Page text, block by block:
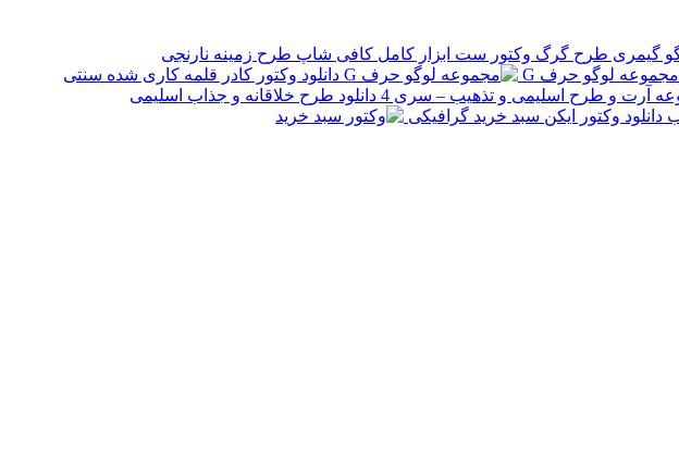
وکتور ست ابزار کامل کافی شاپ طرح زمینه نارنجی
مجموعه لوگو حرف G
دانلود وکتور کادر قلمه کاری شده سنتی
دانلود طرح خلاقانه و جذاب اسلیمی
دانلود وکتور ایکن سبد خرید گرافیکی